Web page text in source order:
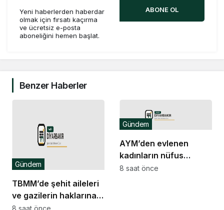
Yeni haberlerden haberdar
olmak için fırsatı kaçırma
ve ücretsiz e-posta
aboneliğini hemen başlat.
ABONE OL
Benzer Haberler
TBMM’de şehit aileleri
ve gazilerin haklarına
ilişkin kanun teklifi
Gündem
8 saat önce
AYM’den evlenen
kadınların nüfus
kaydına ilişkin karar
Gündem
8 saat önce